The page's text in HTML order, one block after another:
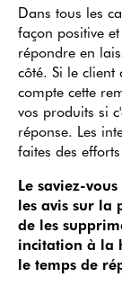
Dans tous les
façon positive
répondre en
côté. Si le client
compte cette
vos produits si
réponse. Les
faites des
Le saviez-
les avis sur la
de les
incitation à la
le temps de